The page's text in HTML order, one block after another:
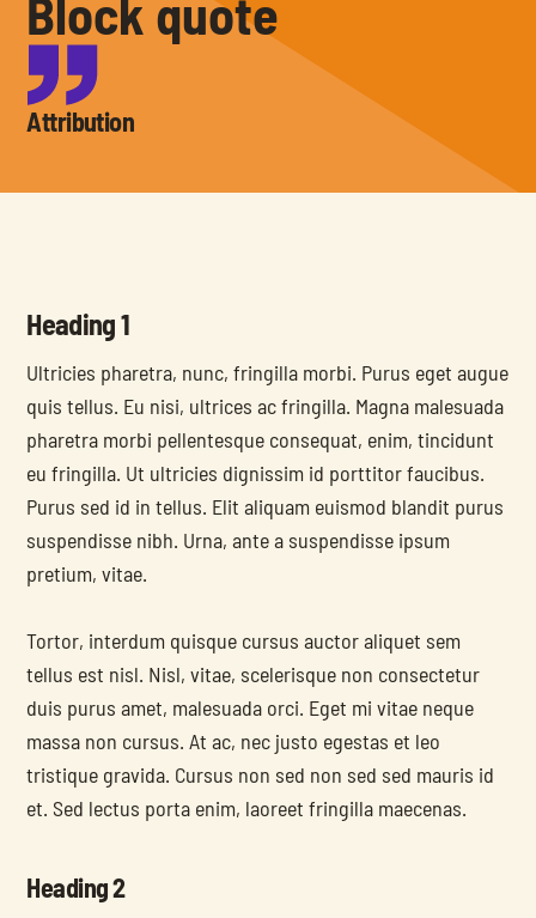
Block quote
Attribution
Heading 1
Ultricies pharetra, nunc, fringilla morbi. Purus eget augue
quis tellus. Eu nisi, ultrices ac fringilla. Magna malesuada
pharetra morbi pellentesque consequat, enim, tincidunt
eu fringilla. Ut ultricies dignissim id porttitor faucibus.
Purus sed id in tellus. Elit aliquam euismod blandit purus
suspendisse nibh. Urna, ante a suspendisse ipsum
pretium, vitae.
Tortor, interdum quisque cursus auctor aliquet sem
tellus est nisl. Nisl, vitae, scelerisque non consectetur
duis purus amet, malesuada orci. Eget mi vitae neque
massa non cursus. At ac, nec justo egestas et leo
tristique gravida. Cursus non sed non sed sed mauris id
et. Sed lectus porta enim, laoreet fringilla maecenas.
Heading 2